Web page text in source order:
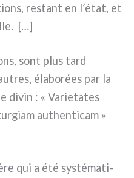
restant en l’état, et
[…]
sont plus tard
éla­bo­rées par la
divin : « Varietates
authen­ti­cam »
qui a été systé­ma­ti­